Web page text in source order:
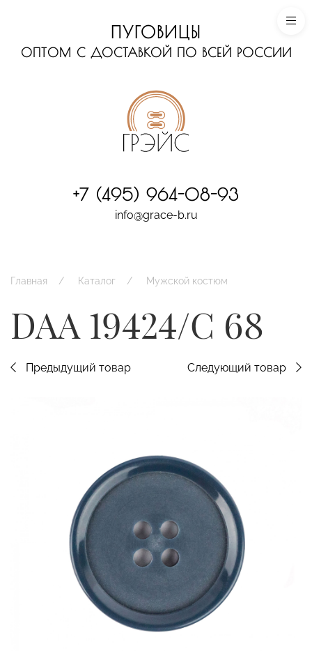
ПУГОВИЦЫ
ОПТОМ С ДОСТАВКОЙ ПО ВСЕЙ РОССИИ
+7 (495) 964-08-93
info@grace-b.ru
Главная Каталог Мужской костюм
DAA 19424/C 68
Предыдущий товар Следующий товар